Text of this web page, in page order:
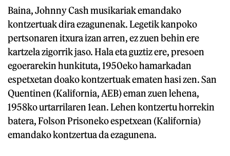
Baina, Johnny Cash musikariak emandako
kontzertuak dira ezagunenak. Legetik kanpoko
pertsonaren itxura izan arren, ez zuen behin ere
kartzela zigorrik jaso. Hala eta guztiz ere, presoen
egoerarekin hunkituta, 1950eko hamarkadan
espetxetan doako kontzertuak ematen hasi zen. San
Quentinen (Kalifornia, AEB) eman zuen lehena,
1958ko urtarrilaren 1ean. Lehen kontzertu horrekin
batera, Folson Prisoneko espetxean (Kalifornia)
emandako kontzertua da ezagunena.